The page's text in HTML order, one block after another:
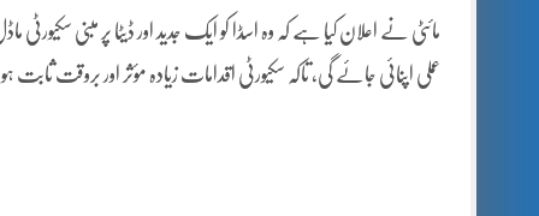
مائٹی نے اعلان کیا ہے کہ وہ اسڈا کو ایک جدید اور ڈیٹا پر مبنی
عملی اپنائی جائے گی، تاکہ سکیورٹی اقدامات زیادہ مؤثر اور بروقت ثابت